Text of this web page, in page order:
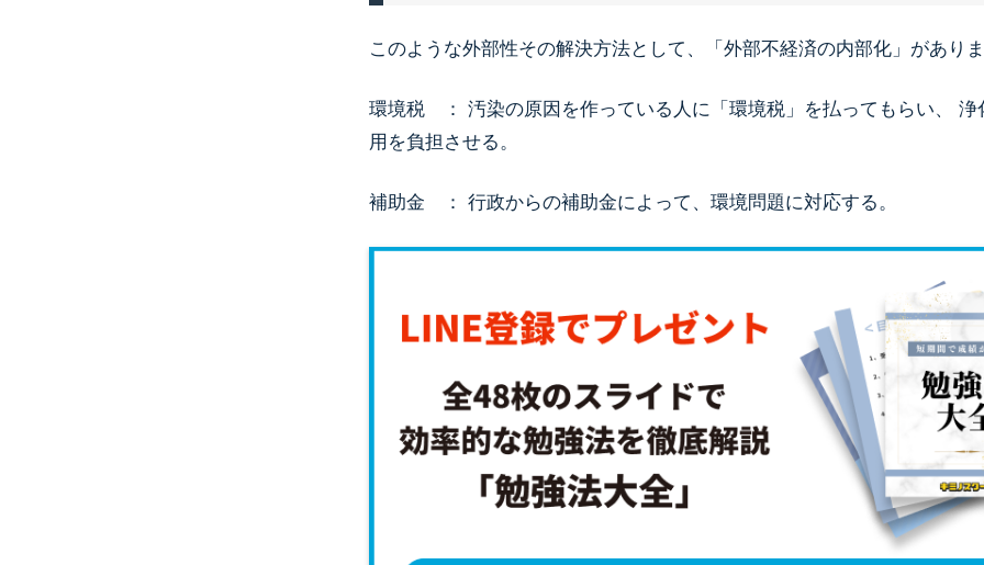
このような外部性その解決方法として、「外部不経済の内部化」がありま
環境税 ： 汚染の原因を作っている人に「環境税」を払ってもらい、 浄
用を負担させる。
補助金 ： 行政からの補助金によって、環境問題に対応する。